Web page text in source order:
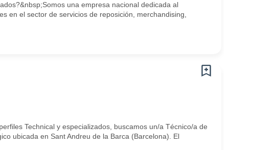
una empresa nacional dedicada al
en el sector de servicios de reposición, merchandising,
Technical y especializados, buscamos un/a Técnico/a de
ubicada en Sant Andreu de la Barca (Barcelona). El